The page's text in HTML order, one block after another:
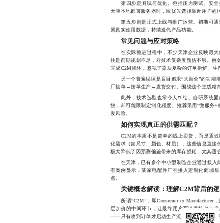
第四步是测试与优化。包括压力测试、安全
天津本地部署服务器时，应优先选择靠近用户的
第五步则是正式上线与推广运营。初期可通
累真实使用数据，持续迭代产品功能。
常见问题与应对策略
在实际推进过程中，不少天津企业反映最大
往是前期规划不足，对技术复杂度预估不够。例
完成C2M闭环，忽视了背后复杂的订单拆解、生
另一个普遍误区是盲目追求“大而全”的功能
厂接单→按单生产→发货交付。围绕这个主线精
此外，技术选型也常令人纠结。自研系统固
快，却可能限制定制化程度。推荐采用“微服务
发风险。
如何实现真正的供需匹配？
C2M的本质不是简单的线上卖货，而是通过
化需求（如尺寸、颜色、材质），这些信息直接
极大降低了因预测偏差带来的库存损耗，尤其适
在天津，已有多个中小型制造企业通过接入
有案例显示，某家电配件厂在接入定制化商城
点。
关键概念解读：理解C2M背后的
所谓“C2M”，即Consumer to Manufacturer
层加价的中间环节，让最终用户可以直接参与
——只有收到订单才启动生产流程，避免了资源